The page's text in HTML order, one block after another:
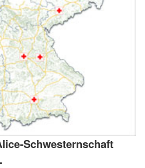
Schwesternschaft